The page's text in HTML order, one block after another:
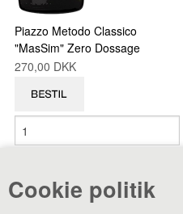
Cookie politik
Piazzo Metodo Classico
"MasSim" Zero Dossage
270,00 DKK